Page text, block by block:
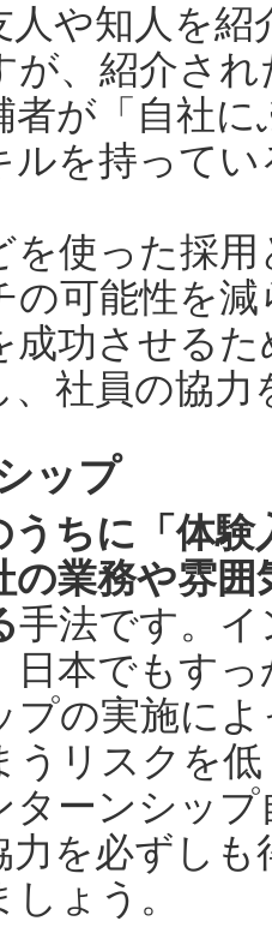
人や知人を
が、紹介さ
者が「自社
ルを持って
を使った採
の可能性を
成功させる
、社員の協
ップ
うちに「体
の業務や雰
手法です。
日本でもす
プの実施に
うリスクを
ターンシッ
力を必ずし
ょう。